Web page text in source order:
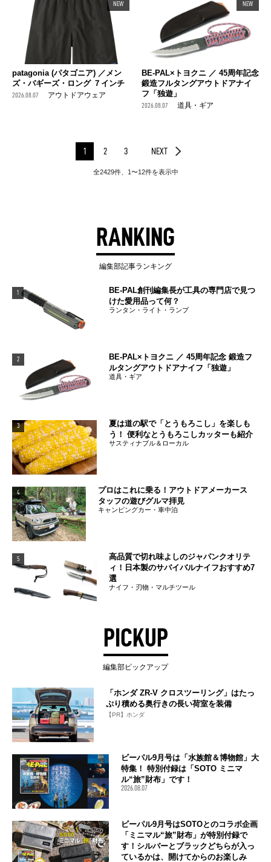
NEW
patagonia (パタゴニア) ／メン
ズ・バギーズ・ロング ７インチ
2026.08.07 アウトドアウェア
NEW
BE-PAL×トヨクニ ／ 45周年記念
鍛造フルタングアウトドアナイ
フ「独遊」
2026.08.07 道具・ギア
1 2 3 NEXT
全2429件、1〜12件を表示中
RANKING
編集部記事ランキング
1
BE-PAL創刊編集長が工具の専門店で見つ
けた愛用品って何？
ランタン・ライト・ランプ
2
BE-PAL×トヨクニ ／ 45周年記念 鍛造フ
ルタングアウトドアナイフ「独遊」
道具・ギア
3
夏は道の駅で「とうもろこし」を楽しも
う！ 便利なとうもろこしカッターも紹介
サスティナブル＆ローカル
4
プロはこれに乗る！アウトドアメーカース
タッフの遊びグルマ拝見
キャンピングカー・車中泊
5
高品質で切れ味よしのジャパンクオリテ
ィ！日本製のサバイバルナイフおすすめ7
選
ナイフ・刃物・マルチツール
PICKUP
編集部ピックアップ
「ホンダ ZR-V クロスツーリング」はたっ
ぷり積める奥行きの長い荷室を装備
【PR】ホンダ
ビーパル9月号は「水族館＆博物館」大
特集！ 特別付録は「SOTO ミニマ
ル“旅”財布」です！
2026.08.07
ビーパル9月号はSOTOとのコラボ企画
「ミニマル“旅”財布」が特別付録で
す！シルバーとブラックどちらが入っ
ているかは、開けてからのお楽しみ